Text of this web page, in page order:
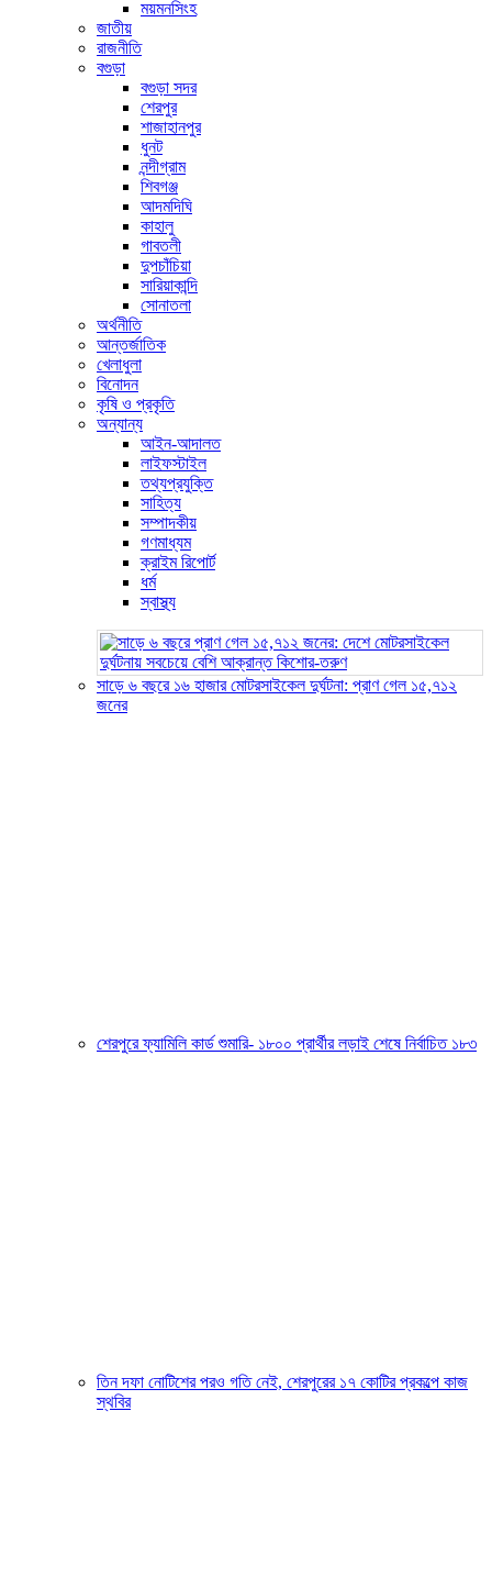
ময়মনসিংহ
জাতীয়
রাজনীতি
বগুড়া
বগুড়া সদর
শেরপুর
শাজাহানপুর
ধুনট
নন্দীগ্রাম
শিবগঞ্জ
আদমদিঘি
কাহালু
গাবতলী
দুপচাঁচিয়া
সারিয়াকান্দি
সোনাতলা
অর্থনীতি
আন্তর্জাতিক
খেলাধুলা
বিনোদন
কৃষি ও প্রকৃতি
অন্যান্য
আইন-আদালত
লাইফস্টাইল
তথ্যপ্রযুক্তি
সাহিত্য
সম্পাদকীয়
গণমাধ্যম
ক্রাইম রিপোর্ট
ধর্ম
স্বাস্থ্য
সাড়ে ৬ বছরে ১৬ হাজার মোটরসাইকেল দুর্ঘটনা: প্রাণ গেল ১৫,৭১২
জনের
শেরপুরে ফ্যামিলি কার্ড শুমারি- ১৮০০ প্রার্থীর লড়াই শেষে নির্বাচিত ১৮৩
তিন দফা নোটিশের পরও গতি নেই, শেরপুরের ১৭ কোটির প্রকল্পে কাজ
স্থবির